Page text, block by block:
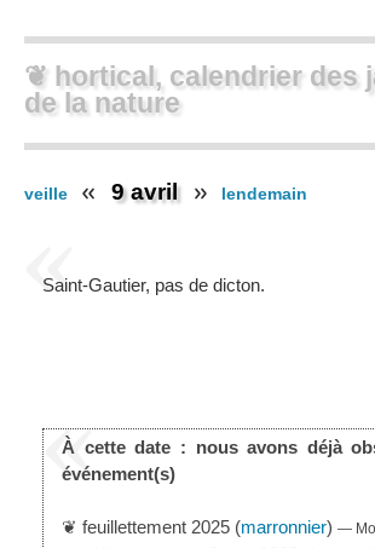
❦ hortical, calendrier des
de la nature
veille 9 avril lendemain
Saint-Gautier, pas de dicton.
À cette date : nous avons déjà
événement(s)
❦ feuillettement 2025 (marronnier)—